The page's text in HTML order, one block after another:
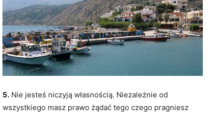
5. Nie jesteś niczyją własnością. Niezależnie od
wszystkiego masz prawo żądać tego czego pragniesz